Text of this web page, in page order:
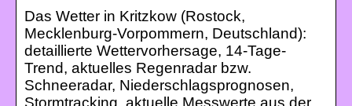
Das Wetter in Kritzkow (Rostock,
Mecklenburg-Vorpommern, Deutschland):
detaillierte Wettervorhersage, 14-Tage-
Trend, aktuelles Regenradar bzw.
Schneeradar, Niederschlagsprognosen,
Stormtracking, aktuelle Messwerte aus der